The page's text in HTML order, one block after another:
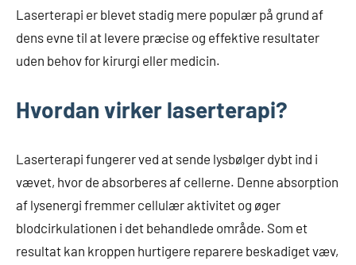
Laserterapi er blevet stadig mere populær på grund af
dens evne til at levere præcise og effektive resultater
uden behov for kirurgi eller medicin.
Hvordan virker laserterapi?
Laserterapi fungerer ved at sende lysbølger dybt ind i
vævet, hvor de absorberes af cellerne. Denne absorption
af lysenergi fremmer cellulær aktivitet og øger
blodcirkulationen i det behandlede område. Som et
resultat kan kroppen hurtigere reparere beskadiget væv,